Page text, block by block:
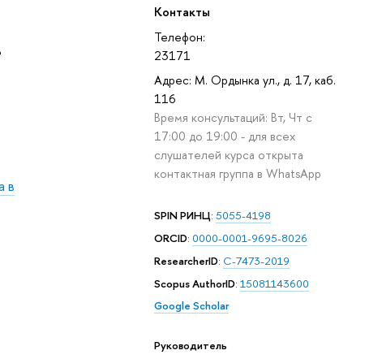
Контакты
Телефон:
23171
Адрес: М. Ордынка ул., д. 17, каб.
116
Время консультаций: Вт, Чт с
17:00 до 19:00 - для всех
слушателей курса открыта
контактная группа в WhatsApp
SPIN РИНЦ: 5055-4198
ORCID: 0000-0001-9695-8026
ResearcherID: C-7473-2019
Scopus AuthorID: 15081143600
Google Scholar
Руководитель
в